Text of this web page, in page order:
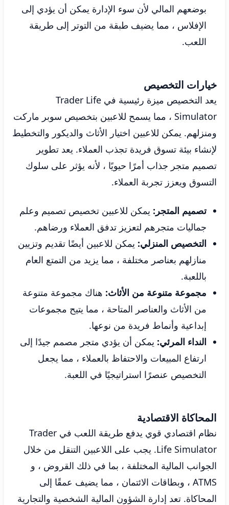
بوضعهم المالي لأن سوء الإدارة يمكن أن يؤدي إلى
الإفلاس ، مما يضيف طبقة من التوتر إلى طريقة
اللعب.
خيارات التخصيص
يعد التخصيص ميزة رئيسية في Trader Life
Simulator ، مما يسمح للاعبين بتخصيص سوبر ماركت
ومنزلهم. يمكن للاعبين اختيار الأثاث والديكور والتخطيط
لإنشاء بيئة تسوق فريدة تجذب العملاء. يعد تطوير
تصميم متجر جذاب أمرًا حيويًا ، لأنه يؤثر على سلوك
التسوق ويعزز تجربة العملاء.
تصميم المتجر: يمكن للاعبين تخصيص تصميم وعلم
جماليات متجرهم لتعزيز تدفق العملاء ورضاهم.
التخصيص المنزلي: يمكن للاعبين أيضًا تقديم وتزيين
منازلهم بعناصر مختلفة ، مما يزيد من التمتع العام
باللعبة.
مجموعة متنوعة من الأثاث: هناك مجموعة متنوعة
من الأثاث والعناصر المتاحة ، مما يتيح مجموعات
إبداعية وأنماط فريدة من نوعها.
النداء المرئي: يمكن أن يؤدي متجر مصمم جيدًا إلى
ارتفاع المبيعات والاحتفاظ بالعملاء ، مما يجعل
التخصيص عنصرًا استراتيجيًا في اللعبة.
المحاكاة الاقتصادية
نظام اقتصادي قوي يدفع طريقة اللعب في Trader
Life Simulator. يجب على اللاعبين التنقل من خلال
الجوانب المالية المختلفة ، بما في ذلك القروض ، و
ATMS ، وبطاقات الائتمان ، مما يضيف عمقًا إلى
المحاكاة. تعد إدارة الشؤون المالية الشخصية والتجارية